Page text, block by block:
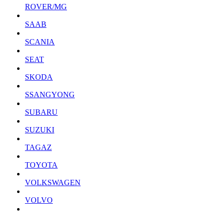
ROVER/MG
SAAB
SCANIA
SEAT
SKODA
SSANGYONG
SUBARU
SUZUKI
TAGAZ
TOYOTA
VOLKSWAGEN
VOLVO